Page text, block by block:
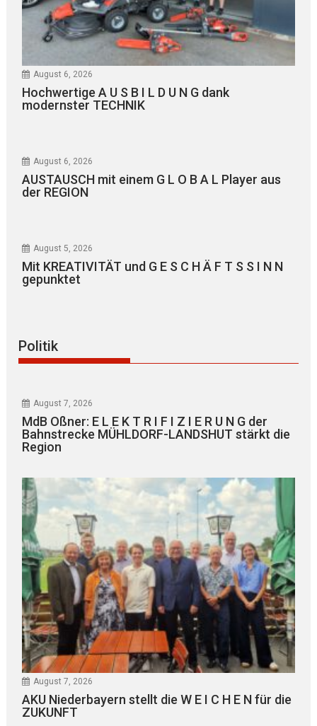
August 6, 2026
Hochwertige A U S B I L D U N G dank
modernster TECHNIK
August 6, 2026
AUSTAUSCH mit einem G L O B A L Player aus
der REGION
August 5, 2026
Mit KREATIVITÄT und G E S C H Ä F T S S I N N
gepunktet
Politik
August 7, 2026
MdB Oßner: E L E K T R I F I Z I E R U N G der
Bahnstrecke MÜHLDORF-LANDSHUT stärkt die
Region
August 7, 2026
AKU Niederbayern stellt die W E I C H E N für die
ZUKUNFT